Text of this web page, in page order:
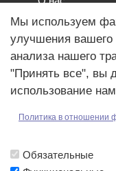
Наши проекты
Связь с нами
Общая
Политика
Политика
Мы используем
улучшения вашего
анализа нашего
"Принять все", вы
использование
Политика в отношении
Обязательные